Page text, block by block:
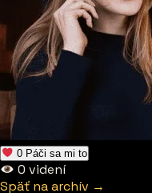
0 Páči sa mi to
0 videní
Späť na archív →